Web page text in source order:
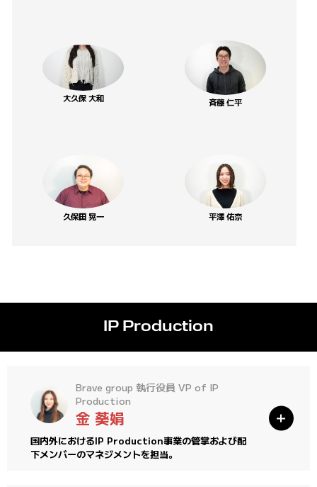
大久保 大和 斉藤 仁平
久保田 晃一 平澤 佑奈
IP Production
Brave group 執行役員 VP of IP
Production
金 葵娟
国内外におけるIP Production事業の管掌および配
下メンバーのマネジメントを担当。